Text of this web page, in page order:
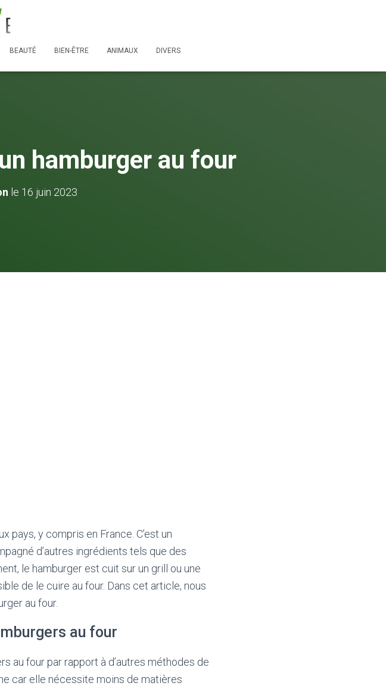
BEAUTÉ BIEN-ÊTRE ANIMAUX DIVERS
hamburger au four
le 16 juin 2023
pays, y compris en France. C’est un
d’autres ingrédients tels que des
le hamburger est cuit sur un grill ou une
de le cuire au four. Dans cet article, nous
au four.
au four
au four par rapport à d’autres méthodes de
car elle nécessite moins de matières